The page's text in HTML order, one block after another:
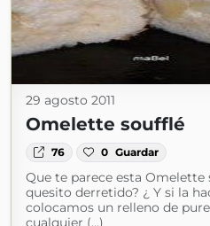
29 agosto 2011
Omelette soufflé
76 0 Guardar
Que te parece esta Omelette
quesito derretido? ¿ Y si la
colocamos un relleno de
cualquier (...)